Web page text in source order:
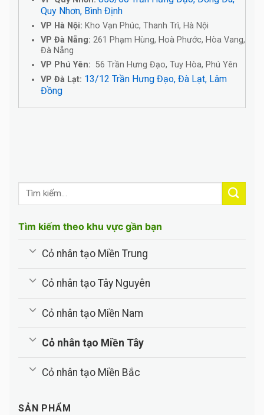
Quy Nhơn, Bình Định
VP Hà Nội: Kho Vạn Phúc, Thanh Trì, Hà Nội
VP Đà Nẵng: 261 Phạm Hùng, Hoà Phước, Hòa Vang,
Đà Nẵng
VP Phú Yên: 56 Trần Hưng Đạo, Tuy Hòa, Phú Yên
VP Đà Lạt: 13/12 Trần Hưng Đạo, Đà Lạt, Lâm
Đồng
Tìm kiếm theo khu vực gần bạn
Cỏ nhân tạo Miền Trung
Cỏ nhân tạo Tây Nguyên
Cỏ nhân tạo Miền Nam
Cỏ nhân tạo Miền Tây
Cỏ nhân tạo Miền Bắc
SẢN PHẨM